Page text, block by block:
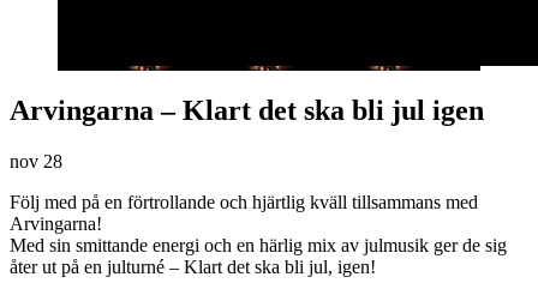
Arvingarna – Klart det ska bli jul igen
nov 28
Följ med på en förtrollande och hjärtlig kväll tillsammans med
Arvingarna!
Med sin smittande energi och en härlig mix av julmusik ger de sig
åter ut på en julturné – Klart det ska bli jul, igen!